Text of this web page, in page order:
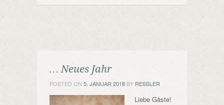
… Neues Jahr
POSTED ON 5. JANUAR 2018 BY RESSLER
Liebe Gäste!